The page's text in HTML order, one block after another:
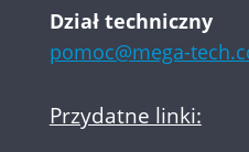
Dział techniczny
pomoc@mega-
Przydatne linki: